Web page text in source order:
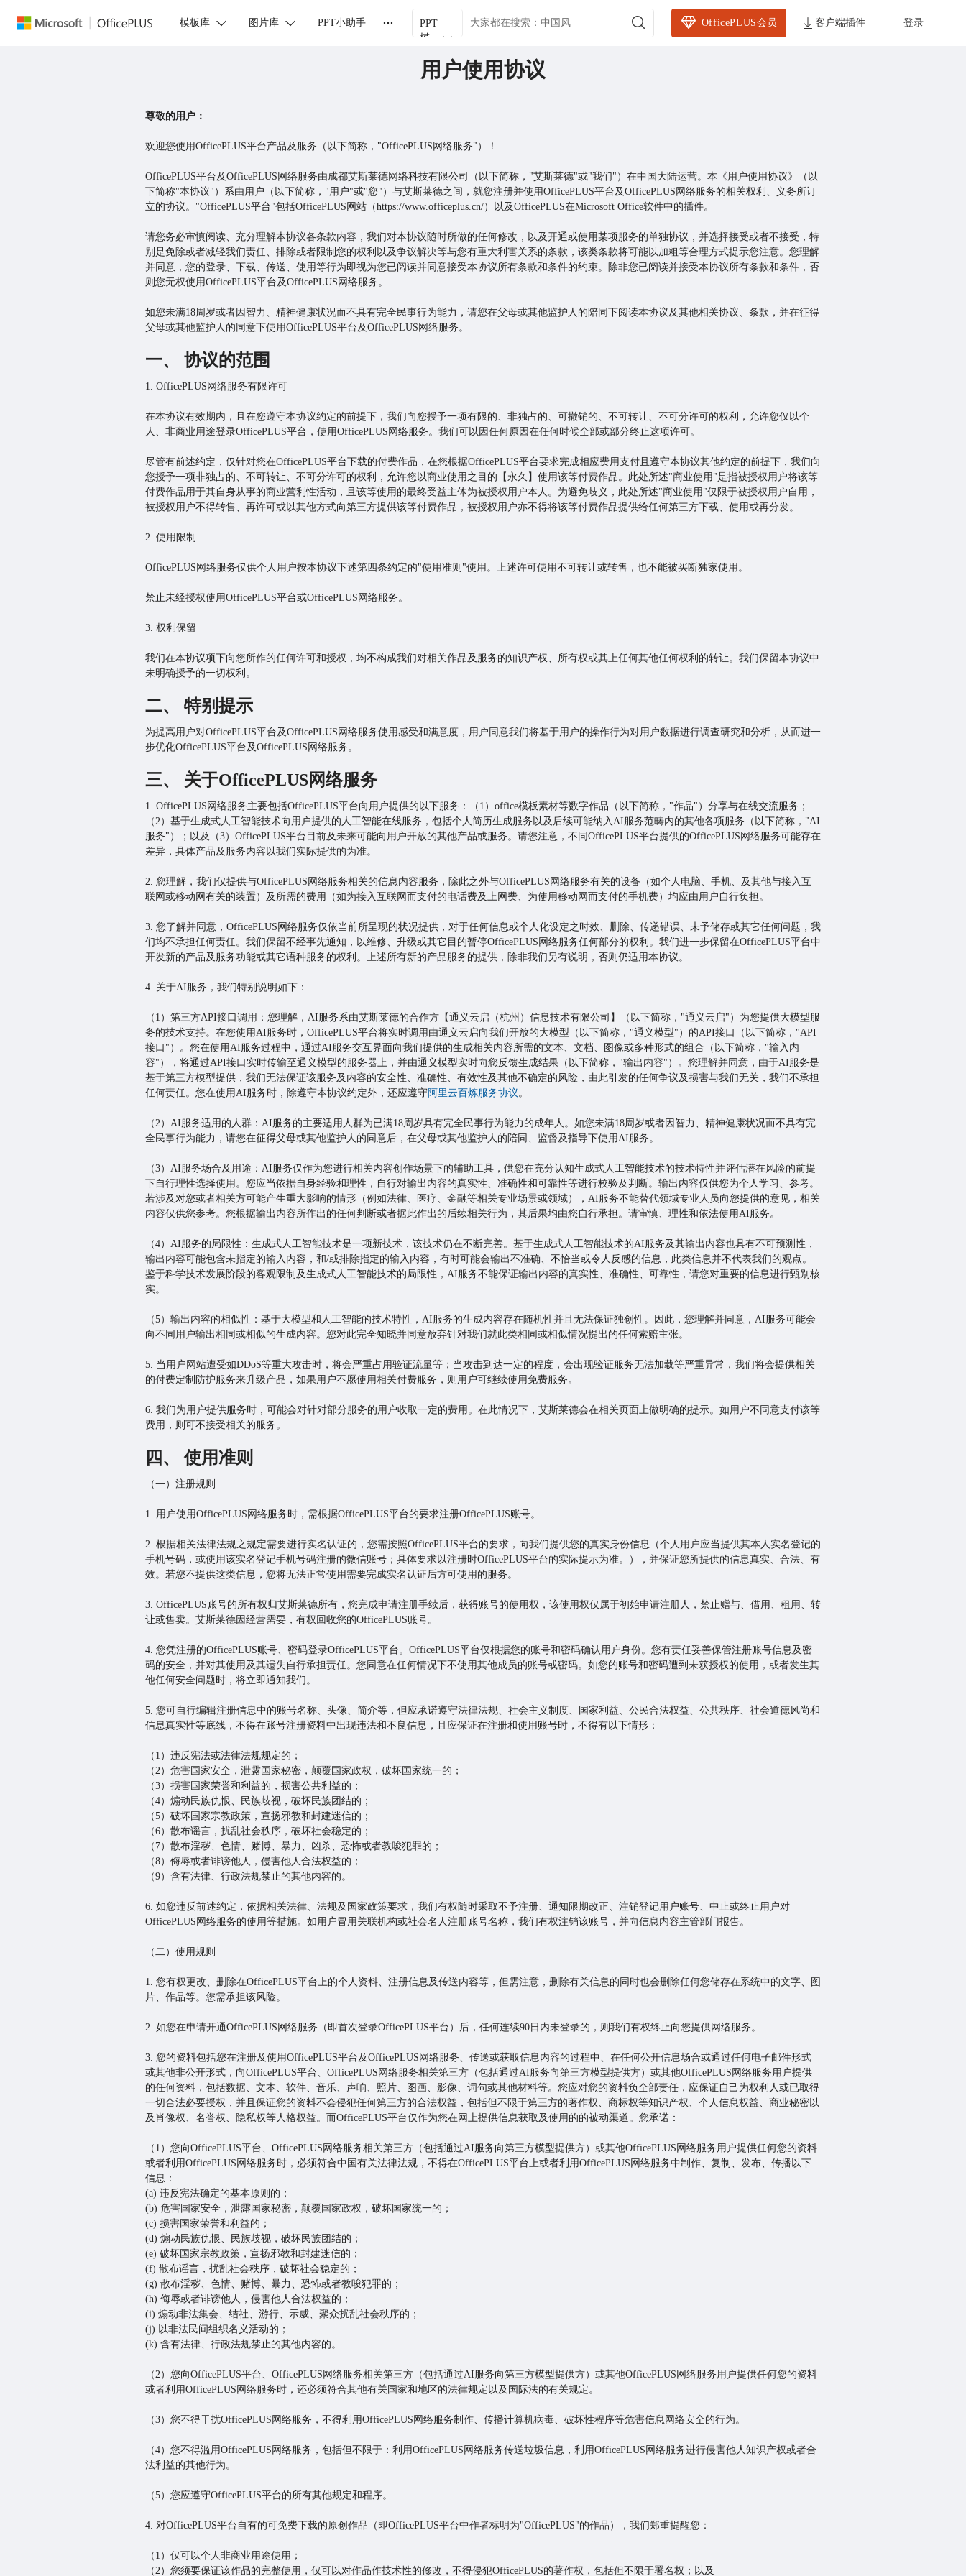
模板库 图片库 PPT小助手
PPT
模
OfficePLUS会员 客户端插件 登录
用户使用协议
尊敬的用户：
欢迎您使用OfficePLUS平台产品及服务（以下简称，"OfficePLUS网络服务"）！
OfficePLUS平台及OfficePLUS网络服务由成都艾斯莱德网络科技有限公司（以下简称，"艾斯莱德"或"我们"）在中国大陆运营。本《用户使用协议》（以
下简称"本协议"）系由用户（以下简称，"用户"或"您"）与艾斯莱德之间，就您注册并使用OfficePLUS平台及OfficePLUS网络服务的相关权利、义务所订
立的协议。"OfficePLUS平台"包括OfficePLUS网站（https://www.officeplus.cn/）以及OfficePLUS在Microsoft Office软件中的插件。
请您务必审慎阅读、充分理解本协议各条款内容，我们对本协议随时所做的任何修改，以及开通或使用某项服务的单独协议，并选择接受或者不接受，特
别是免除或者减轻我们责任、排除或者限制您的权利以及争议解决等与您有重大利害关系的条款，该类条款将可能以加粗等合理方式提示您注意。您理解
并同意，您的登录、下载、传送、使用等行为即视为您已阅读并同意接受本协议所有条款和条件的约束。除非您已阅读并接受本协议所有条款和条件，否
则您无权使用OfficePLUS平台及OfficePLUS网络服务。
如您未满18周岁或者因智力、精神健康状况而不具有完全民事行为能力，请您在父母或其他监护人的陪同下阅读本协议及其他相关协议、条款，并在征得
父母或其他监护人的同意下使用OfficePLUS平台及OfficePLUS网络服务。
一、 协议的范围
1. OfficePLUS网络服务有限许可
在本协议有效期内，且在您遵守本协议约定的前提下，我们向您授予一项有限的、非独占的、可撤销的、不可转让、不可分许可的权利，允许您仅以个
人、非商业用途登录OfficePLUS平台，使用OfficePLUS网络服务。我们可以因任何原因在任何时候全部或部分终止这项许可。
尽管有前述约定，仅针对您在OfficePLUS平台下载的付费作品，在您根据OfficePLUS平台要求完成相应费用支付且遵守本协议其他约定的前提下，我们向
您授予一项非独占的、不可转让、不可分许可的权利，允许您以商业使用之目的【永久】使用该等付费作品。此处所述"商业使用"是指被授权用户将该等
付费作品用于其自身从事的商业营利性活动，且该等使用的最终受益主体为被授权用户本人。为避免歧义，此处所述"商业使用"仅限于被授权用户自用，
被授权用户不得转售、再许可或以其他方式向第三方提供该等付费作品，被授权用户亦不得将该等付费作品提供给任何第三方下载、使用或再分发。
2. 使用限制
OfficePLUS网络服务仅供个人用户按本协议下述第四条约定的"使用准则"使用。上述许可使用不可转让或转售，也不能被买断独家使用。
禁止未经授权使用OfficePLUS平台或OfficePLUS网络服务。
3. 权利保留
我们在本协议项下向您所作的任何许可和授权，均不构成我们对相关作品及服务的知识产权、所有权或其上任何其他任何权利的转让。我们保留本协议中
未明确授予的一切权利。
二、 特别提示
为提高用户对OfficePLUS平台及OfficePLUS网络服务使用感受和满意度，用户同意我们将基于用户的操作行为对用户数据进行调查研究和分析，从而进一
步优化OfficePLUS平台及OfficePLUS网络服务。
三、 关于OfficePLUS网络服务
1. OfficePLUS网络服务主要包括OfficePLUS平台向用户提供的以下服务：（1）office模板素材等数字作品（以下简称，"作品"）分享与在线交流服务；
（2）基于生成式人工智能技术向用户提供的人工智能在线服务，包括个人简历生成服务以及后续可能纳入AI服务范畴内的其他各项服务（以下简称，"AI
服务"）；以及（3）OfficePLUS平台目前及未来可能向用户开放的其他产品或服务。请您注意，不同OfficePLUS平台提供的OfficePLUS网络服务可能存在
差异，具体产品及服务内容以我们实际提供的为准。
2. 您理解，我们仅提供与OfficePLUS网络服务相关的信息内容服务，除此之外与OfficePLUS网络服务有关的设备（如个人电脑、手机、及其他与接入互
联网或移动网有关的装置）及所需的费用（如为接入互联网而支付的电话费及上网费、为使用移动网而支付的手机费）均应由用户自行负担。
3. 您了解并同意，OfficePLUS网络服务仅依当前所呈现的状况提供，对于任何信息或个人化设定之时效、删除、传递错误、未予储存或其它任何问题，我
们均不承担任何责任。我们保留不经事先通知，以维修、升级或其它目的暂停OfficePLUS网络服务任何部分的权利。我们进一步保留在OfficePLUS平台中
开发新的产品及服务功能或其它语种服务的权利。上述所有新的产品服务的提供，除非我们另有说明，否则仍适用本协议。
4. 关于AI服务，我们特别说明如下：
（1）第三方API接口调用：您理解，AI服务系由艾斯莱德的合作方【通义云启（杭州）信息技术有限公司】（以下简称，"通义云启"）为您提供大模型服
务的技术支持。在您使用AI服务时，OfficePLUS平台将实时调用由通义云启向我们开放的大模型（以下简称，"通义模型"）的API接口（以下简称，"API
接口"）。您在使用AI服务过程中，通过AI服务交互界面向我们提供的生成相关内容所需的文本、文档、图像或多种形式的组合（以下简称，"输入内
容"），将通过API接口实时传输至通义模型的服务器上，并由通义模型实时向您反馈生成结果（以下简称，"输出内容"）。您理解并同意，由于AI服务是
基于第三方模型提供，我们无法保证该服务及内容的安全性、准确性、有效性及其他不确定的风险，由此引发的任何争议及损害与我们无关，我们不承担
任何责任。您在使用AI服务时，除遵守本协议约定外，还应遵守阿里云百炼服务协议。
（2）AI服务适用的人群：AI服务的主要适用人群为已满18周岁具有完全民事行为能力的成年人。如您未满18周岁或者因智力、精神健康状况而不具有完
全民事行为能力，请您在征得父母或其他监护人的同意后，在父母或其他监护人的陪同、监督及指导下使用AI服务。
（3）AI服务场合及用途：AI服务仅作为您进行相关内容创作场景下的辅助工具，供您在充分认知生成式人工智能技术的技术特性并评估潜在风险的前提
下自行理性选择使用。您应当依据自身经验和理性，自行对输出内容的真实性、准确性和可靠性等进行校验及判断。输出内容仅供您为个人学习、参考。
若涉及对您或者相关方可能产生重大影响的情形（例如法律、医疗、金融等相关专业场景或领域），AI服务不能替代领域专业人员向您提供的意见，相关
内容仅供您参考。您根据输出内容所作出的任何判断或者据此作出的后续相关行为，其后果均由您自行承担。请审慎、理性和依法使用AI服务。
（4）AI服务的局限性：生成式人工智能技术是一项新技术，该技术仍在不断完善。基于生成式人工智能技术的AI服务及其输出内容也具有不可预测性，
输出内容可能包含未指定的输入内容，和/或排除指定的输入内容，有时可能会输出不准确、不恰当或令人反感的信息，此类信息并不代表我们的观点。
鉴于科学技术发展阶段的客观限制及生成式人工智能技术的局限性，AI服务不能保证输出内容的真实性、准确性、可靠性，请您对重要的信息进行甄别核
实。
（5）输出内容的相似性：基于大模型和人工智能的技术特性，AI服务的生成内容存在随机性并且无法保证独创性。因此，您理解并同意，AI服务可能会
向不同用户输出相同或相似的生成内容。您对此完全知晓并同意放弃针对我们就此类相同或相似情况提出的任何索赔主张。
5. 当用户网站遭受如DDoS等重大攻击时，将会严重占用验证流量等；当攻击到达一定的程度，会出现验证服务无法加载等严重异常，我们将会提供相关
的付费定制防护服务来升级产品，如果用户不愿使用相关付费服务，则用户可继续使用免费服务。
6. 我们为用户提供服务时，可能会对针对部分服务的用户收取一定的费用。在此情况下，艾斯莱德会在相关页面上做明确的提示。如用户不同意支付该等
费用，则可不接受相关的服务。
四、 使用准则
（一）注册规则
1. 用户使用OfficePLUS网络服务时，需根据OfficePLUS平台的要求注册OfficePLUS账号。
2. 根据相关法律法规之规定需要进行实名认证的，您需按照OfficePLUS平台的要求，向我们提供您的真实身份信息（个人用户应当提供其本人实名登记的
手机号码，或使用该实名登记手机号码注册的微信账号；具体要求以注册时OfficePLUS平台的实际提示为准。），并保证您所提供的信息真实、合法、有
效。若您不提供这类信息，您将无法正常使用需要完成实名认证后方可使用的服务。
3. OfficePLUS账号的所有权归艾斯莱德所有，您完成申请注册手续后，获得账号的使用权，该使用权仅属于初始申请注册人，禁止赠与、借用、租用、转
让或售卖。艾斯莱德因经营需要，有权回收您的OfficePLUS账号。
4. 您凭注册的OfficePLUS账号、密码登录OfficePLUS平台。OfficePLUS平台仅根据您的账号和密码确认用户身份。您有责任妥善保管注册账号信息及密
码的安全，并对其使用及其遗失自行承担责任。您同意在任何情况下不使用其他成员的账号或密码。如您的账号和密码遭到未获授权的使用，或者发生其
他任何安全问题时，将立即通知我们。
5. 您可自行编辑注册信息中的账号名称、头像、简介等，但应承诺遵守法律法规、社会主义制度、国家利益、公民合法权益、公共秩序、社会道德风尚和
信息真实性等底线，不得在账号注册资料中出现违法和不良信息，且应保证在注册和使用账号时，不得有以下情形：
（1）违反宪法或法律法规规定的；
（2）危害国家安全，泄露国家秘密，颠覆国家政权，破坏国家统一的；
（3）损害国家荣誉和利益的，损害公共利益的；
（4）煽动民族仇恨、民族歧视，破坏民族团结的；
（5）破坏国家宗教政策，宣扬邪教和封建迷信的；
（6）散布谣言，扰乱社会秩序，破坏社会稳定的；
（7）散布淫秽、色情、赌博、暴力、凶杀、恐怖或者教唆犯罪的；
（8）侮辱或者诽谤他人，侵害他人合法权益的；
（9）含有法律、行政法规禁止的其他内容的。
6. 如您违反前述约定，依据相关法律、法规及国家政策要求，我们有权随时采取不予注册、通知限期改正、注销登记用户账号、中止或终止用户对
OfficePLUS网络服务的使用等措施。如用户冒用关联机构或社会名人注册账号名称，我们有权注销该账号，并向信息内容主管部门报告。
（二）使用规则
1. 您有权更改、删除在OfficePLUS平台上的个人资料、注册信息及传送内容等，但需注意，删除有关信息的同时也会删除任何您储存在系统中的文字、图
片、作品等。您需承担该风险。
2. 如您在申请开通OfficePLUS网络服务（即首次登录OfficePLUS平台）后，任何连续90日内未登录的，则我们有权终止向您提供网络服务。
3. 您的资料包括您在注册及使用OfficePLUS平台及OfficePLUS网络服务、传送或获取信息内容的过程中、在任何公开信息场合或通过任何电子邮件形式
或其他非公开形式，向OfficePLUS平台、OfficePLUS网络服务相关第三方（包括通过AI服务向第三方模型提供方）或其他OfficePLUS网络服务用户提供
的任何资料，包括数据、文本、软件、音乐、声响、照片、图画、影像、词句或其他材料等。您应对您的资料负全部责任，应保证自己为权利人或已取得
一切合法必要授权，并且保证您的资料不会侵犯任何第三方的合法权益，包括但不限于第三方的著作权、商标权等知识产权、个人信息权益、商业秘密以
及肖像权、名誉权、隐私权等人格权益。而OfficePLUS平台仅作为您在网上提供信息获取及使用的的被动渠道。您承诺：
（1）您向OfficePLUS平台、OfficePLUS网络服务相关第三方（包括通过AI服务向第三方模型提供方）或其他OfficePLUS网络服务用户提供任何您的资料
或者利用OfficePLUS网络服务时，必须符合中国有关法律法规，不得在OfficePLUS平台上或者利用OfficePLUS网络服务中制作、复制、发布、传播以下
信息：
(a) 违反宪法确定的基本原则的；
(b) 危害国家安全，泄露国家秘密，颠覆国家政权，破坏国家统一的；
(c) 损害国家荣誉和利益的；
(d) 煽动民族仇恨、民族歧视，破坏民族团结的；
(e) 破坏国家宗教政策，宣扬邪教和封建迷信的；
(f) 散布谣言，扰乱社会秩序，破坏社会稳定的；
(g) 散布淫秽、色情、赌博、暴力、恐怖或者教唆犯罪的；
(h) 侮辱或者诽谤他人，侵害他人合法权益的；
(i) 煽动非法集会、结社、游行、示威、聚众扰乱社会秩序的；
(j) 以非法民间组织名义活动的；
(k) 含有法律、行政法规禁止的其他内容的。
（2）您向OfficePLUS平台、OfficePLUS网络服务相关第三方（包括通过AI服务向第三方模型提供方）或其他OfficePLUS网络服务用户提供任何您的资料
或者利用OfficePLUS网络服务时，还必须符合其他有关国家和地区的法律规定以及国际法的有关规定。
（3）您不得干扰OfficePLUS网络服务，不得利用OfficePLUS网络服务制作、传播计算机病毒、破坏性程序等危害信息网络安全的行为。
（4）您不得滥用OfficePLUS网络服务，包括但不限于：利用OfficePLUS网络服务传送垃圾信息，利用OfficePLUS网络服务进行侵害他人知识产权或者合
法利益的其他行为。
（5）您应遵守OfficePLUS平台的所有其他规定和程序。
4. 对OfficePLUS平台自有的可免费下载的原创作品（即OfficePLUS平台中作者标明为"OfficePLUS"的作品），我们郑重提醒您：
（1）仅可以个人非商业用途使用；
（2）您须要保证该作品的完整使用，仅可以对作品作技术性的修改，不得侵犯OfficePLUS的著作权，包括但不限于署名权；以及